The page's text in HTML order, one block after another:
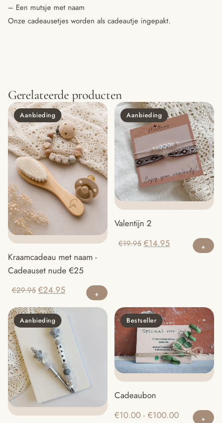
– Een mutsje met naam
Onze cadeausetjes worden als cadeautje ingepakt.
Gerelateerde producten
Aanbieding
Kraamcadeau met naam -
Cadeauset nude €25
€29.95 Oorspronkelijke
was:
€29.95.
€24.95 Huidige
is:
Aanbieding
Valentijn 2
€19.95 Oorspronkelijke
€14.95 Huidige
Aanbieding Bestseller
Cadeaubon
€10.00 - €100.00Prijsklasse: